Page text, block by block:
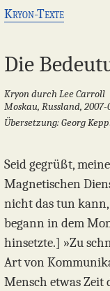
Kryon-Texte
Die
Kryon durch Lee Carroll
Moskau, Russland, 2007-
Übersetzung: Georg
Seid gegrüßt,
Magnetischen
nicht das tun kann,
begann in dem
hinsetzte.] »Zu
Art von
Mensch etwas